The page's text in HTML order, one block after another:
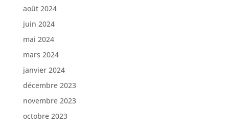
août 2024
juin 2024
mai 2024
mars 2024
janvier 2024
décembre 2023
novembre 2023
octobre 2023